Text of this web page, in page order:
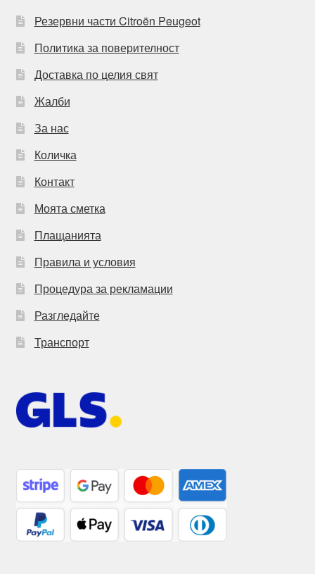
Резервни части Citroën Peugeot
Политика за поверителност
Доставка по целия свят
Жалби
За нас
Количка
Контакт
Моята сметка
Плащанията
Правила и условия
Процедура за рекламации
Разгледайте
Транспорт